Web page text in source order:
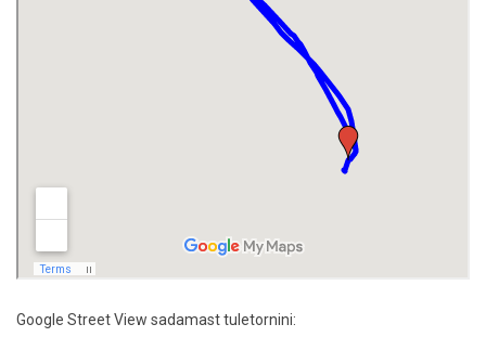
Google Street View sadamast tuletornini: